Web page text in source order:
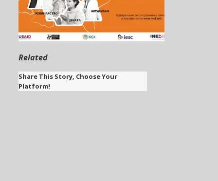
Related
Share This Story, Choose Your
Platform!